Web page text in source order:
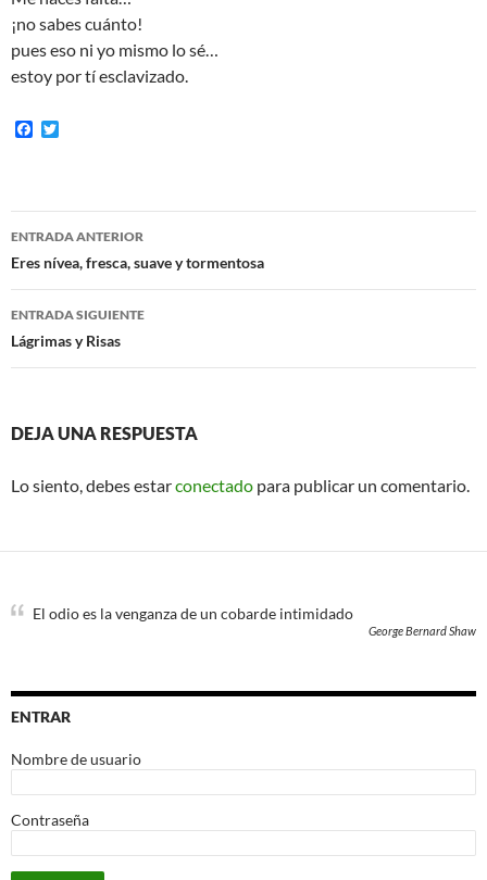
¡no sabes cuánto!
pues eso ni yo mismo lo sé…
estoy por tí esclavizado.
F
o
o
e
r
Navegación
de
entradas
ENTRADA ANTERIOR
Eres nívea, fresca, suave y tormentosa
ENTRADA SIGUIENTE
Lágrimas y Risas
DEJA UNA RESPUESTA
Lo siento, debes estarconectado para publicar un comentario.
El odio es la venganza de un cobarde intimidado
George Bernard Shaw
ENTRAR
Nombre de usuario
Contraseña